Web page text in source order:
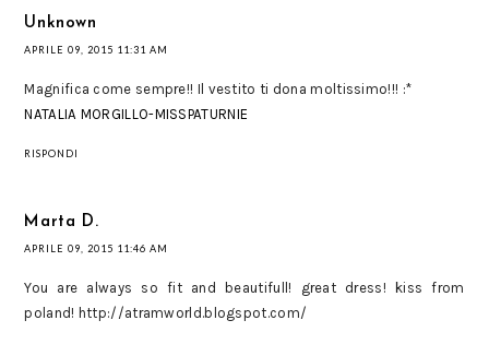
Unknown
APRILE 09, 2015 11:31 AM
Magnifica come sempre!! Il vestito ti dona moltissimo!!! :*
NATALIA MORGILLO-MISSPATURNIE
RISPONDI
Marta D.
APRILE 09, 2015 11:46 AM
You are always so fit and beautifull! great dress! kiss from
poland! http://atramworld.blogspot.com/